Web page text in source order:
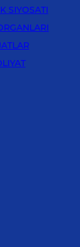
SIYOSATI